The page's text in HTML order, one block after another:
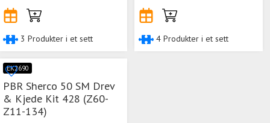
3 Produkter i et sett 4 Produkter i et sett
EK2690
PBR Sherco 50 SM Drev
& Kjede Kit 428 (Z60-
Z11-134)